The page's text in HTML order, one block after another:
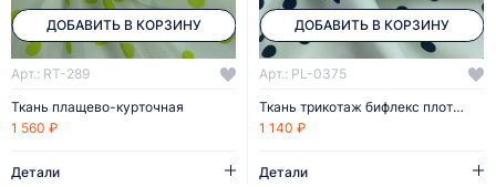
ДОБАВИТЬ В КОРЗИНУ
Арт.: RT-289
Ткань плащево-курточная
1 560 ₽
Детали
ДОБАВИТЬ В КОРЗИНУ
Арт.: PL-0375
Ткань трикотаж бифлекс плотный
1 140 ₽
Детали